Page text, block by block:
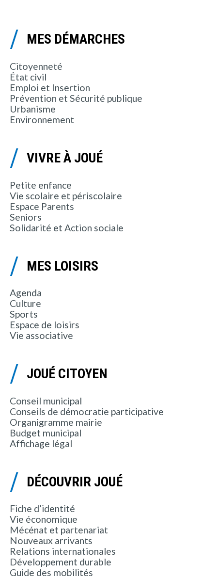
MES DÉMARCHES
Citoyenneté
État civil
Emploi et Insertion
Prévention et Sécurité publique
Urbanisme
Environnement
VIVRE À JOUÉ
Petite enfance
Vie scolaire et périscolaire
Espace Parents
Seniors
Solidarité et Action sociale
MES LOISIRS
Agenda
Culture
Sports
Espace de loisirs
Vie associative
JOUÉ CITOYEN
Conseil municipal
Conseils de démocratie participative
Organigramme mairie
Budget municipal
Affichage légal
DÉCOUVRIR JOUÉ
Fiche d’identité
Vie économique
Mécénat et partenariat
Nouveaux arrivants
Relations internationales
Développement durable
Guide des mobilités